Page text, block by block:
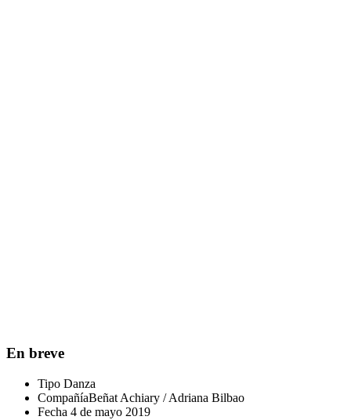
En breve
Tipo Danza
CompañíaBeñat Achiary / Adriana Bilbao
Fecha 4 de mayo 2019